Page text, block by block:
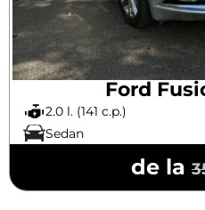
Ford
2.0 l. (141 c.p.)
Sedan
de la